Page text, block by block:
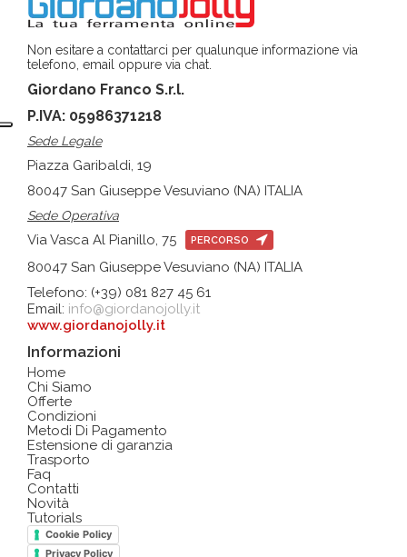
Non esitare a contattarci per qualunque informazione via
telefono, email oppure via chat.
Giordano Franco S.r.l.
P.IVA: 05986371218
Sede Legale
Piazza Garibaldi, 19
80047 San Giuseppe Vesuviano (NA) ITALIA
Sede Operativa
Via Vasca Al Pianillo, 75 PERCORSO
80047 San Giuseppe Vesuviano (NA) ITALIA
Telefono: (+39) 081 827 45 61
Email: info@giordanojolly.it
www.giordanojolly.it
Informazioni
Home
Chi Siamo
Offerte
Condizioni
Metodi Di Pagamento
Estensione di garanzia
Trasporto
Faq
Contatti
Novità
Tutorials
Cookie Policy
Privacy Policy